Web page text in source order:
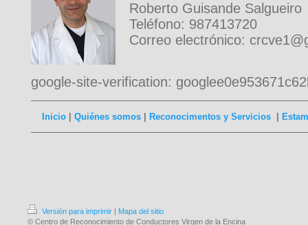
Roberto Guisande Salgueiro
Teléfono: 987413720
Correo electrónico:
google-site-verification:
Inicio| Quiénes somos| Reconocimentos y Servicios|
Versión para imprimir | Mapa del sitio
© Centro de Reconocimiento de Conductores Virgen de la Encina